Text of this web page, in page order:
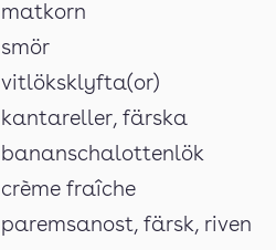
matkorn
smör
vitlöksklyfta(or)
kantareller, färska
bananschalottenlök
crème fraîche
paremsanost, färsk, riven